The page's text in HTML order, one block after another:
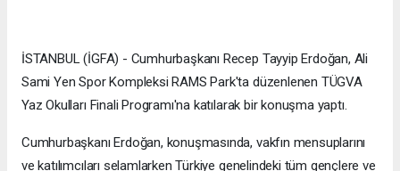
İSTANBUL (İGFA) - Cumhurbaşkanı Recep Tayyip Erdoğan, Ali
Sami Yen Spor Kompleksi RAMS Park'ta düzenlenen TÜGVA
Yaz Okulları Finali Programı'na katılarak bir konuşma yaptı.
Cumhurbaşkanı Erdoğan, konuşmasında, vakfın mensuplarını
ve katılımcıları selamlarken Türkiye genelindeki tüm gençlere ve